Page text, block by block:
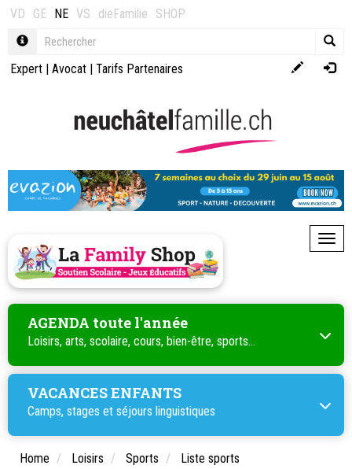
VD GE NE VS dieFamilie SHOP
Expert | Avocat | Tarifs Partenaires
AGENDA toute l'année
Loisirs, arts, scolaire, cours, bien-être, sports...
VACANCES ENFANTS
Camps, stages et séjours linguistiques
Home Loisirs Sports Liste sports